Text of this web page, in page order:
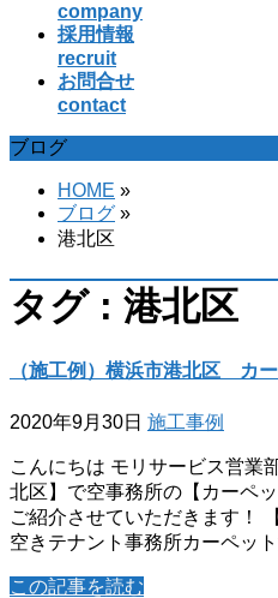
company
採用情報
recruit
お問合せ
contact
ブログ
HOME »
ブログ »
港北区
タグ : 港北区
（施工例）横浜市港北区 カ
2020年9月30日 施工事例
こんにちは モリサービス営業
北区】で空事務所の【カーペ
ご紹介させていただきます！
空きテナント事務所カーペッ
この記事を読む